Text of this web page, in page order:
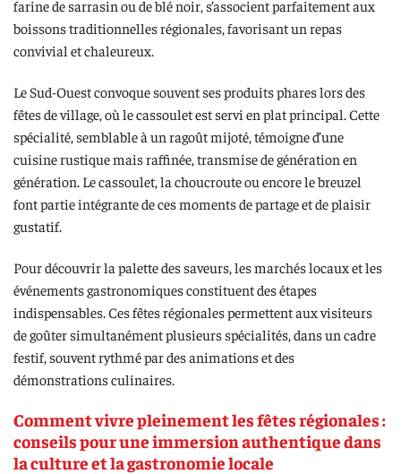
farine de sarrasin ou de blé noir, s’associent parfaitement aux
boissons traditionnelles régionales, favorisant un repas
convivial et chaleureux.
Le Sud-Ouest convoque souvent ses produits phares lors des
fêtes de village, où le cassoulet est servi en plat principal. Cette
spécialité, semblable à un ragoût mijoté, témoigne d’une
cuisine rustique mais raffinée, transmise de génération en
génération. Le cassoulet, la choucroute ou encore le breuzel
font partie intégrante de ces moments de partage et de plaisir
gustatif.
Pour découvrir la palette des saveurs, les marchés locaux et les
événements gastronomiques constituent des étapes
indispensables. Ces fêtes régionales permettent aux visiteurs
de goûter simultanément plusieurs spécialités, dans un cadre
festif, souvent rythmé par des animations et des
démonstrations culinaires.
Comment vivre pleinement les fêtes régionales :
conseils pour une immersion authentique dans
la culture et la gastronomie locale